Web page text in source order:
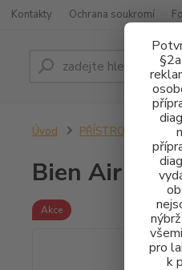
pro
k
Kontakty Ochrana soukromí
Úvod PŘÍSTROJOVÉ
Bien Air
Akce